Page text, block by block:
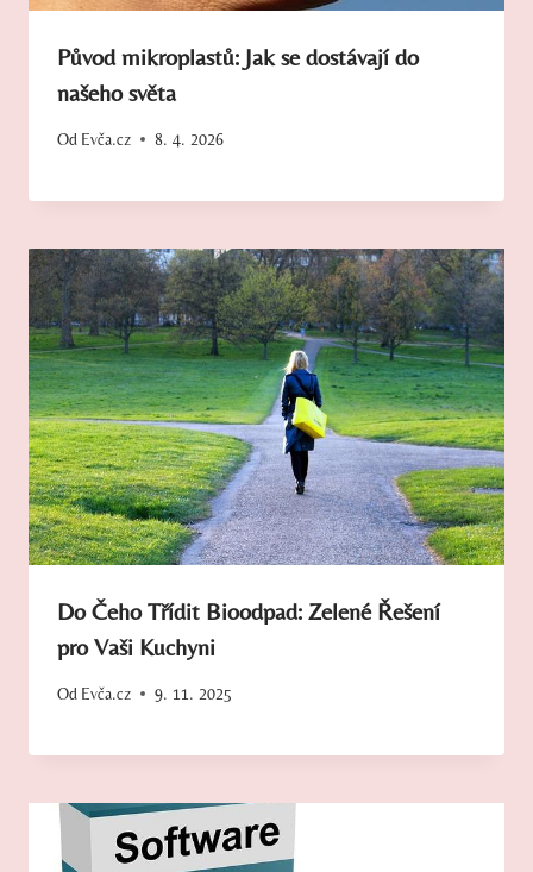
Původ mikroplastů: Jak se dostávají do
našeho světa
Od Evča.cz 8. 4. 2026
Do Čeho Třídit Bioodpad: Zelené Řešení
pro Vaši Kuchyni
Od Evča.cz 9. 11. 2025